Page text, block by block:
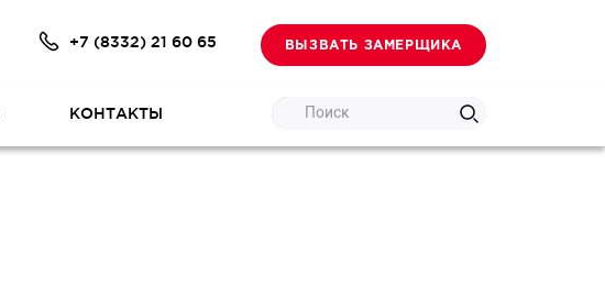
ВЫЗВАТЬ ЗАМЕРЩИКА
+7 (8332) 21 60 65
КОНТАКТЫ Поиск